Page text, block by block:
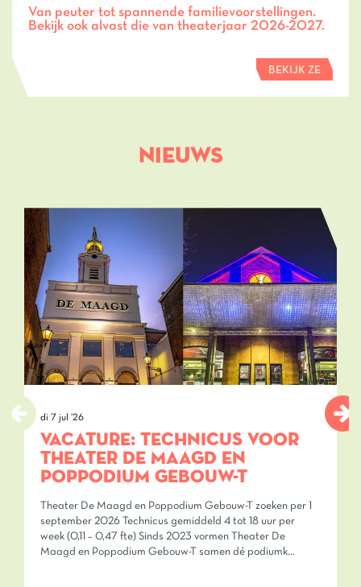
Van peuter tot spannende familievoorstellingen.
Bekijk ook alvast die van theaterjaar 2026-2027.
BEKIJK ZE
NIEUWS
di 7 jul ’26
VACATURE: TECHNICUS VOOR
THEATER DE MAAGD EN
POPPODIUM GEBOUW-T
Theater De Maagd en Poppodium Gebouw-T zoeken per 1
september 2026 Technicus gemiddeld 4 tot 18 uur per
week (0,11 – 0,47 fte) Sinds 2023 vormen Theater De
Maagd en Poppodium Gebouw-T samen dé podiumk…